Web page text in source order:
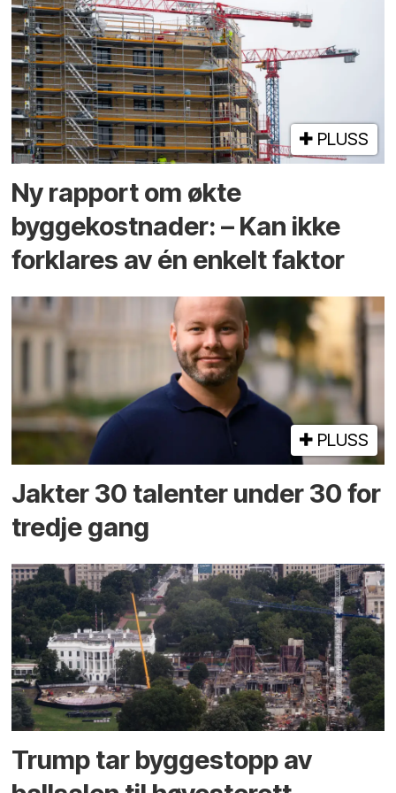
PLUSS
Ny rapport om økte
byggekostnader: – Kan ikke
forklares av én enkelt faktor
PLUSS
Jakter 30 talenter under 30 for
tredje gang
Trump tar byggestopp av